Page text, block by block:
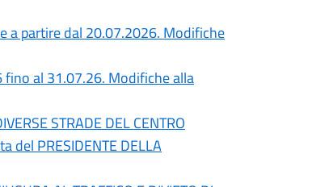
a partire dal 20.07.2026. Modifiche
fino al 31.07.26. Modifiche alla
STRADE DEL CENTRO
del PRESIDENTE DELLA